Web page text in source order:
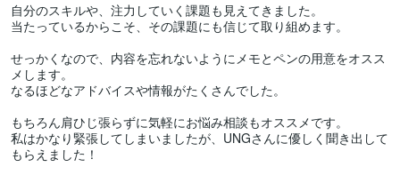
自分のスキルや、注力していく課題も見えてきました。
当たっているからこそ、その課題にも信じて取り組めます。
せっかくなので、内容を忘れないようにメモとペンの用意をオスス
メします。
なるほどなアドバイスや情報がたくさんでした。
もちろん肩ひじ張らずに気軽にお悩み相談もオススメです。
私はかなり緊張してしまいましたが、UNGさんに優しく聞き出して
もらえました！